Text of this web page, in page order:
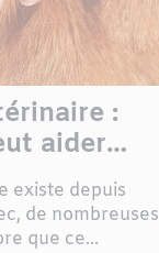
:
aider
chat
existe depuis
de nombreuses
que ce...